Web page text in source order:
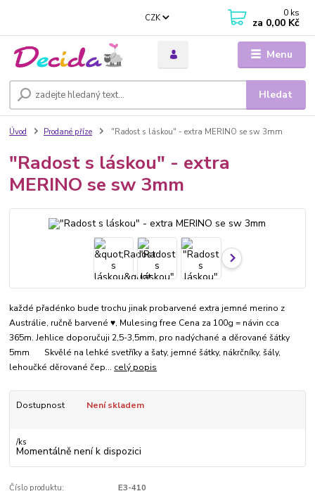
Menu
CZK
Hledat
0 ks
za 0,00 Kč
Úvod Prodané příze "Radost s láskou" - extra MERINO se sw 3mm
"Radost s láskou" - extra
MERINO se sw 3mm
každé přadénko bude trochu jinak probarvené extra jemné merino z
Austrálie, ručně barvené ♥, Mulesing free Cena za 100g = návin cca
365m. Jehlice doporučuji 2,5-3,5mm, pro nadýchané a děrované šátky
5mm Skvělé na lehké svetříky a šaty, jemné šátky, nákrčníky, šály,
lehoučké děrované čep... celý popis
Dostupnost Není skladem
/ks
Momentálně není k dispozici
Číslo produktu:
E3-410